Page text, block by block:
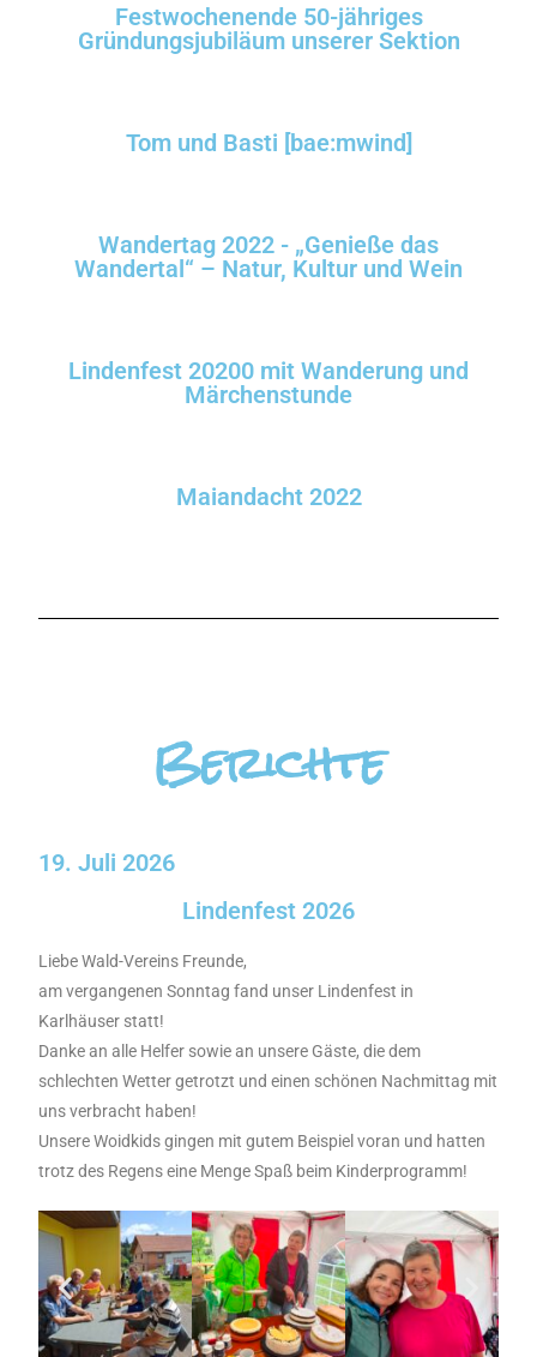
Festwochenende 50-jähriges
Gründungsjubiläum unserer Sektion
Tom und Basti [bae:mwind]
Wandertag 2022 - „Genieße das
Wandertal“ – Natur, Kultur und Wein
Lindenfest 20200 mit Wanderung und
Märchenstunde
Maiandacht 2022
Berichte
19. Juli 2026
Lindenfest 2026
Liebe Wald-Vereins Freunde,
am vergangenen Sonntag fand unser Lindenfest in
Karlhäuser statt!
Danke an alle Helfer sowie an unsere Gäste, die dem
schlechten Wetter getrotzt und einen schönen Nachmittag mit
uns verbracht haben!
Unsere Woidkids gingen mit gutem Beispiel voran und hatten
trotz des Regens eine Menge Spaß beim Kinderprogramm!